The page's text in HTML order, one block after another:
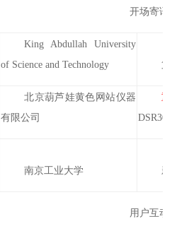
开场寄语
King Abdullah University
of Science and Technology
北京葫芦娃黄色网站仪器
有限公司
南京工业大学
用户互动